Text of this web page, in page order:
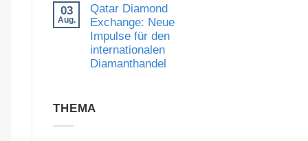
Wert
hochwertiger
Edelsteine
verraten
zu
Diamantmarkt
2024:
Chancen,
Risiken
und
die
03
Aug.
Qatar Diamond
Exchange: Neue
Impulse für den
internationalen
Diamanthandel
Qatar
THEMA